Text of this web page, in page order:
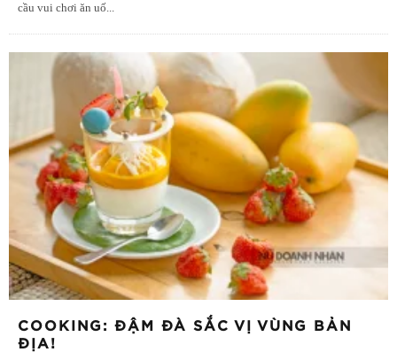
cầu vui chơi ăn uố...
COOKING: ĐẬM ĐÀ SẮC VỊ VÙNG BẢN
ĐỊA!